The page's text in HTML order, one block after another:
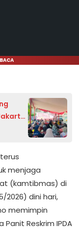
menjaga
(kamtibmas) di
2026) dini hari,
memimpin
Reskrim IPDA